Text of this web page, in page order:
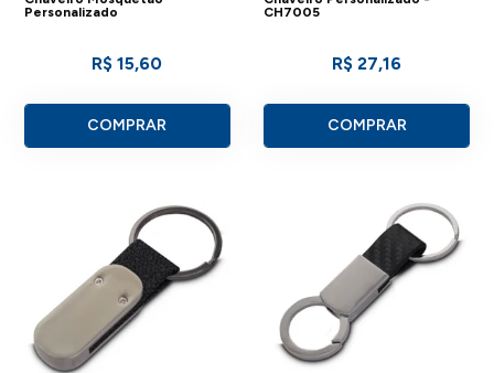
Personalizado
R$ 15,60
COMPRAR
CH7005
R$ 27,16
COMPRAR